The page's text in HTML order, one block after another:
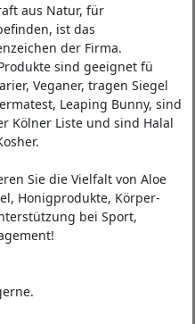
aus Natur, für
ist das
der Firma.
sind geeignet fü
Veganer, tragen Siegel
Leaping Bunny, sind
Kölner Liste und sind Halal
Sie die Vielfalt von Aloe
Honigprodukte, Körper-
bei Sport,